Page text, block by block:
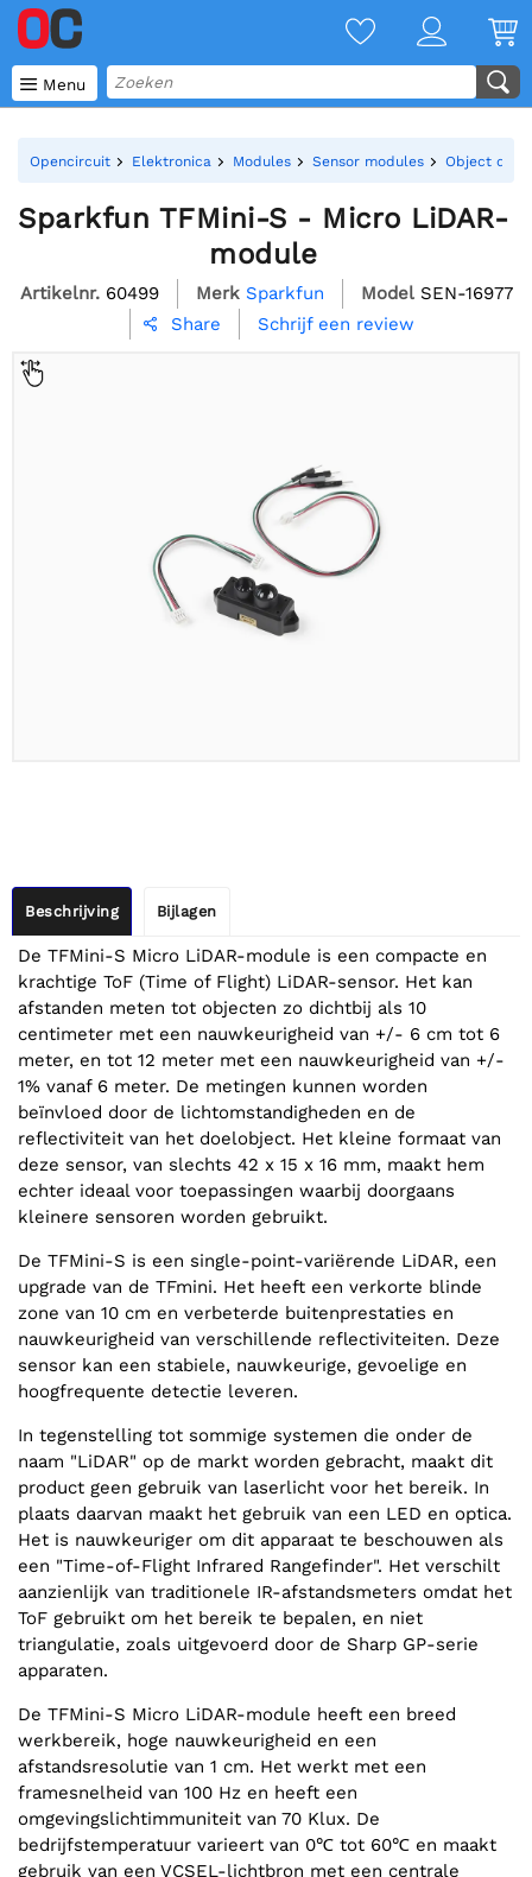
 Menu
Opencircuit Elektronica Modules Sensor modules Object
Sparkfun TFMini-S - Micro LiDAR-
module
Artikelnr. 60499 Merk Sparkfun Model SEN-16977
 Share Schrijf een review
Beschrijving Bijlagen
De TFMini-S Micro LiDAR-module is een compacte en
krachtige ToF (Time of Flight) LiDAR-sensor. Het kan
afstanden meten tot objecten zo dichtbij als 10
centimeter met een nauwkeurigheid van +/- 6 cm tot 6
meter, en tot 12 meter met een nauwkeurigheid van +/-
1% vanaf 6 meter. De metingen kunnen worden
beïnvloed door de lichtomstandigheden en de
reflectiviteit van het doelobject. Het kleine formaat van
deze sensor, van slechts 42 x 15 x 16 mm, maakt hem
echter ideaal voor toepassingen waarbij doorgaans
kleinere sensoren worden gebruikt.
De TFMini-S is een single-point-variërende LiDAR, een
upgrade van de TFmini. Het heeft een verkorte blinde
zone van 10 cm en verbeterde buitenprestaties en
nauwkeurigheid van verschillende reflectiviteiten. Deze
sensor kan een stabiele, nauwkeurige, gevoelige en
hoogfrequente detectie leveren.
In tegenstelling tot sommige systemen die onder de
naam "LiDAR" op de markt worden gebracht, maakt dit
product geen gebruik van laserlicht voor het bereik. In
plaats daarvan maakt het gebruik van een LED en optica.
Het is nauwkeuriger om dit apparaat te beschouwen als
een "Time-of-Flight Infrared Rangefinder". Het verschilt
aanzienlijk van traditionele IR-afstandsmeters omdat het
ToF gebruikt om het bereik te bepalen, en niet
triangulatie, zoals uitgevoerd door de Sharp GP-serie
apparaten.
De TFMini-S Micro LiDAR-module heeft een breed
werkbereik, hoge nauwkeurigheid en een
afstandsresolutie van 1 cm. Het werkt met een
framesnelheid van 100 Hz en heeft een
omgevingslichtimmuniteit van 70 Klux. De
bedrijfstemperatuur varieert van 0℃ tot 60℃ en maakt
gebruik van een VCSEL-lichtbron met een centrale